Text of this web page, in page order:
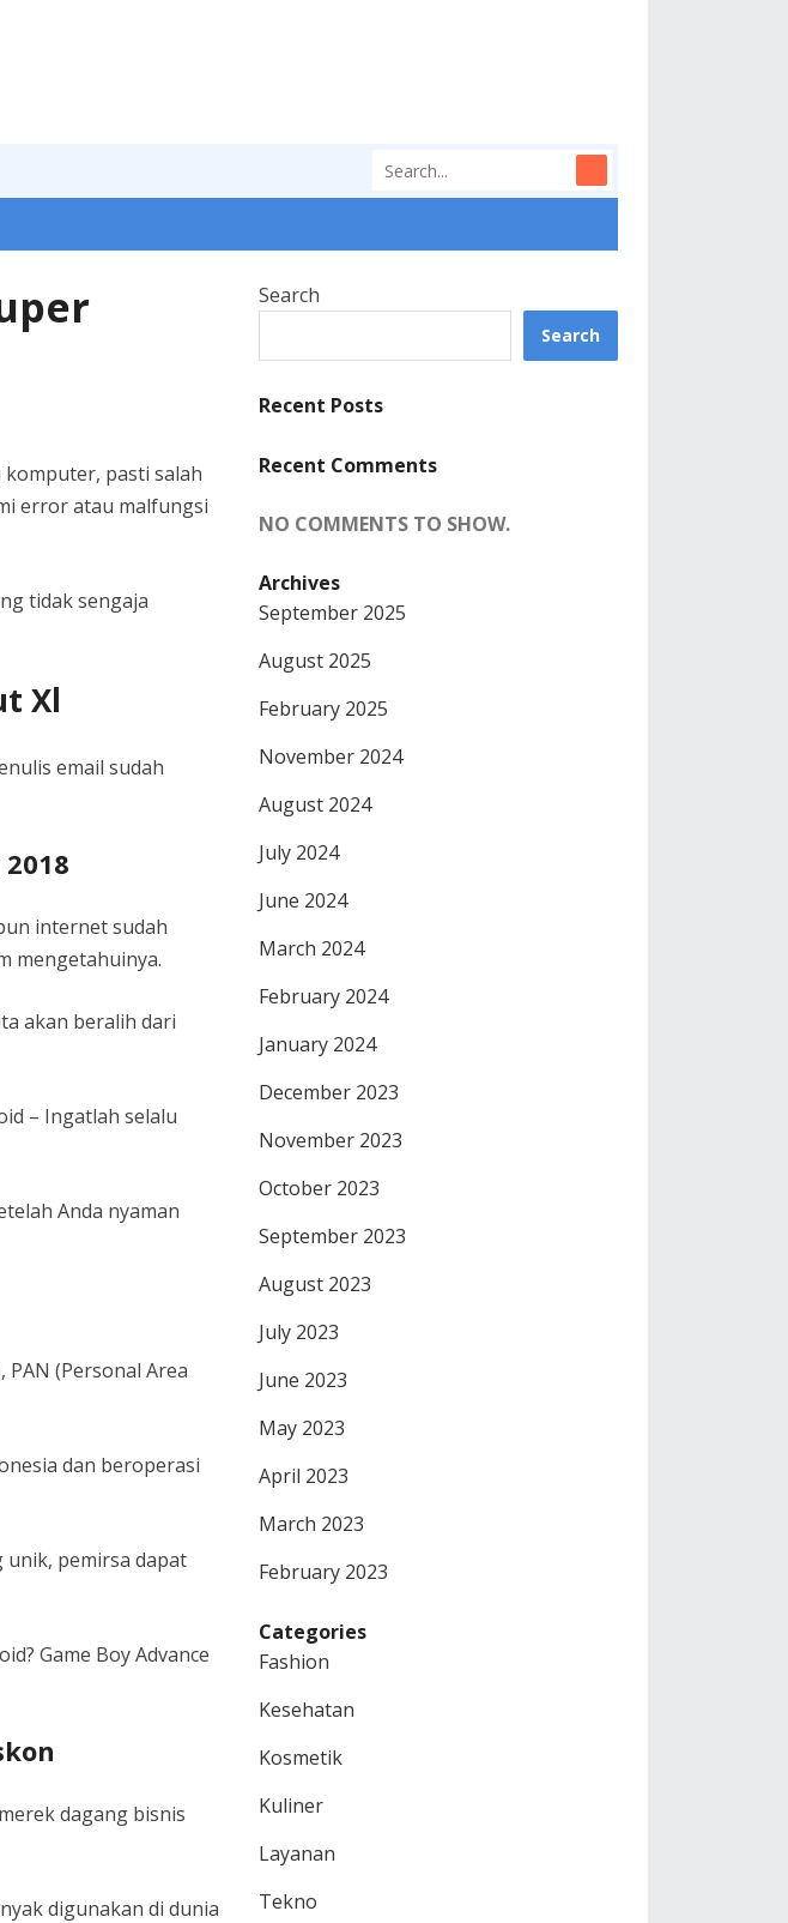
pasti salah
error atau malfungsi
tidak sengaja
Xl
email sudah
internet sudah
mengetahuinya.
akan beralih dari
– Ingatlah selalu
Anda nyaman
(Personal Area
dan beroperasi
unik, pemirsa dapat
Game Boy Advance
dagang bisnis
digunakan di dunia
Search
Search
Recent Posts
Recent Comments
NO COMMENTS TO SHOW.
Archives
September 2025
August 2025
February 2025
November 2024
August 2024
July 2024
June 2024
March 2024
February 2024
January 2024
December 2023
November 2023
October 2023
September 2023
August 2023
July 2023
June 2023
May 2023
April 2023
March 2023
February 2023
Categories
Fashion
Kesehatan
Kosmetik
Kuliner
Layanan
Tekno